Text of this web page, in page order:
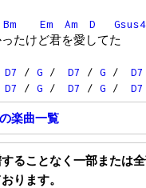
Bm Em Am D Gsus4
たけど君を愛してた
D7 / G / D7 / G / D7
D7 / G / D7 / G / D7
楽曲一覧
ることなく一部または
ります。